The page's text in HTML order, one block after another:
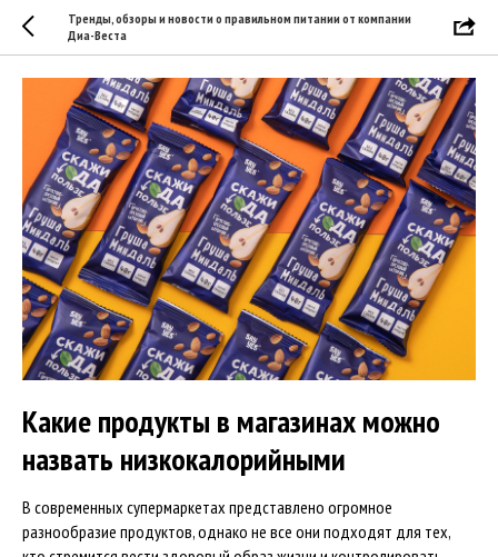
Тренды, обзоры и новости о правильном питании от компании
Диа-Веста
Какие продукты в магазинах можно
назвать низкокалорийными
В современных супермаркетах представлено огромное
разнообразие продуктов, однако не все они подходят для тех,